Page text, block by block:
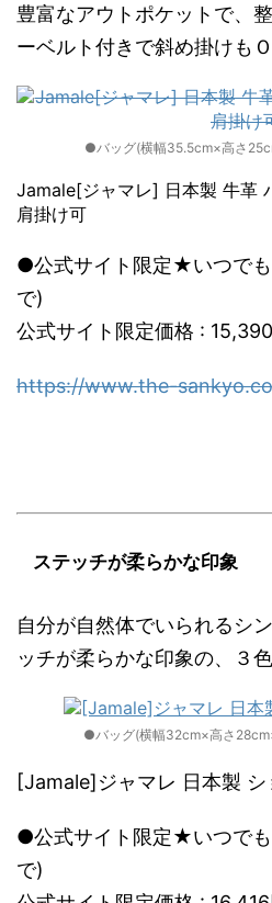
豊富なアウトポケットで、
ーベルト付きで斜め掛けも
●バッグ(横幅35.5cm×高さ
Jamale[ジャマレ] 日本製 牛革
肩掛け可
●公式サイト限定★いつでも
で)
公式サイト限定価格 :
https://www.the-
ステッチが柔らかな印象
自分が自然体でいられるシ
ッチが柔らかな印象の、３
●バッグ(横幅32cm×高さ
[Jamale]ジャマレ 日本製
●公式サイト限定★いつでも
で)